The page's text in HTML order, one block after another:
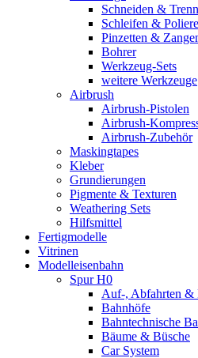
Schneiden &
Schleifen &
Pinzetten &
Bohrer
Werkzeug-Sets
weitere Werkzeuge
Airbrush
Airbrush-Pistolen
Airbrush-
Airbrush-Zubehör
Maskingtapes
Kleber
Grundierungen
Pigmente & Texturen
Weathering Sets
Hilfsmittel
Fertigmodelle
Vitrinen
Modelleisenbahn
Spur H0
Auf-, Abfahrten &
Bahnhöfe
Bahntechnische
Bäume & Büsche
Car System